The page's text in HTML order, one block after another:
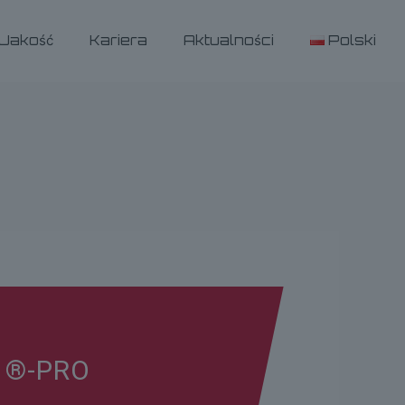
Jakość Kariera Aktualności Polski
PRO